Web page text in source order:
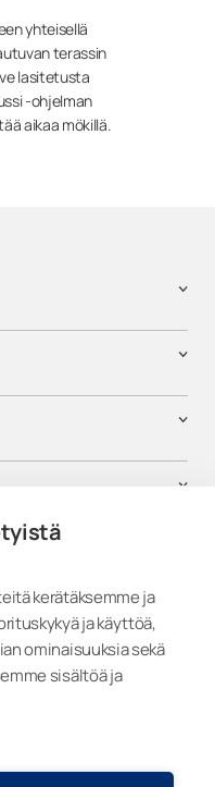
kerätäksemme ja
ja käyttöä,
ominaisuuksia sekä
sisältöä ja
yhteisellä
terassin
lasitetusta
-ohjelman
aikaa mökillä.